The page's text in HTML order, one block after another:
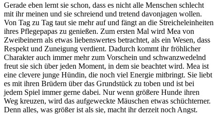
Gerade eben lernt sie schon, dass es nicht alle Menschen schlecht
mit ihr meinen und sie schreiend und tretend davonjagen wollen.
Von Tag zu Tag taut sie mehr auf und fängt an die Streicheleinheiten
ihres Pflegepapas zu genießen. Zum ersten Mal wird Mea von
Zweibeinern als etwas liebenswertes betrachtet, als ein Wesen, dass
Respekt und Zuneigung verdient. Dadurch kommt ihr fröhlicher
Charakter auch immer mehr zum Vorschein und schwanzwedelnd
freut sie sich über jeden Moment, in dem sie beachtet wird. Mea ist
eine clevere junge Hündin, die noch viel Energie mitbringt. Sie liebt
es mit ihren Brüdern über das Grundstück zu toben und ist bei
jedem Spiel immer gerne dabei. Nur wenn größere Hunde ihren
Weg kreuzen, wird das aufgeweckte Mäuschen etwas schüchterner.
Denn alles, was größer ist als sie, macht ihr derzeit noch Angst.